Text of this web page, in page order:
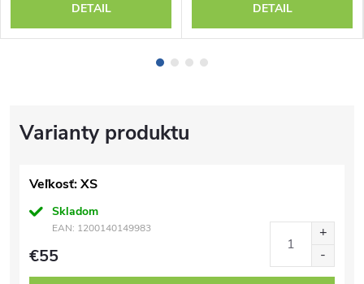
Veľkosť: XS
Skladom
EAN: 1200140149983
€55
DETAIL DETAIL